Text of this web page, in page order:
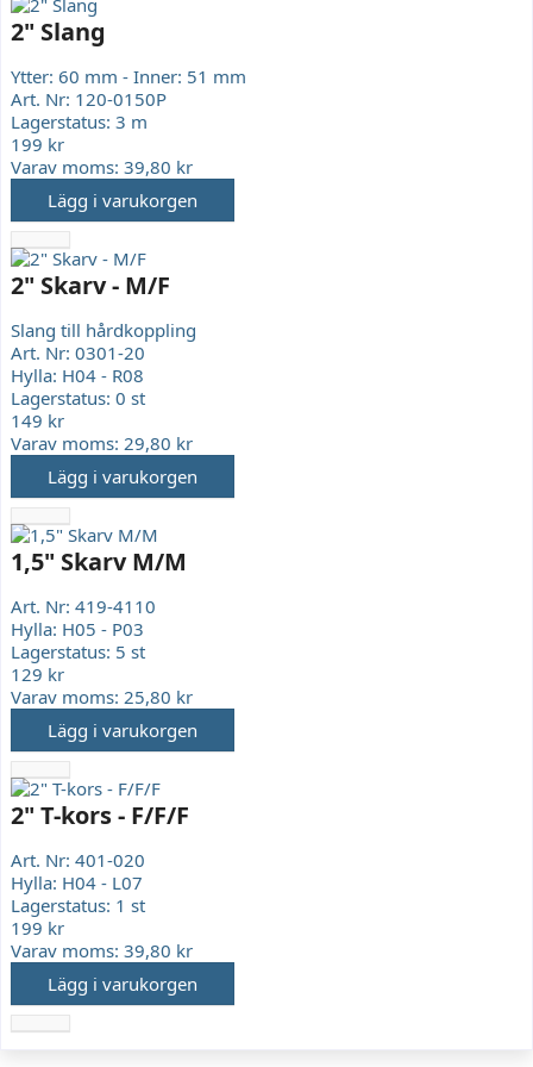
2" Slang
Ytter: 60 mm - Inner: 51 mm
Art. Nr: 120-0150P
Lagerstatus: 3 m
199 kr
Varav moms: 39,80 kr
Lägg i varukorgen
2" Skarv - M/F
Slang till hårdkoppling
Art. Nr: 0301-20
Hylla: H04 - R08
Lagerstatus: 0 st
149 kr
Varav moms: 29,80 kr
Lägg i varukorgen
1,5" Skarv M/M
Art. Nr: 419-4110
Hylla: H05 - P03
Lagerstatus: 5 st
129 kr
Varav moms: 25,80 kr
Lägg i varukorgen
2" T-kors - F/F/F
Art. Nr: 401-020
Hylla: H04 - L07
Lagerstatus: 1 st
199 kr
Varav moms: 39,80 kr
Lägg i varukorgen